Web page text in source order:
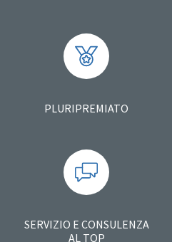
PLURIPREMIATO
SERVIZIO E CONSULENZA
AL TOP